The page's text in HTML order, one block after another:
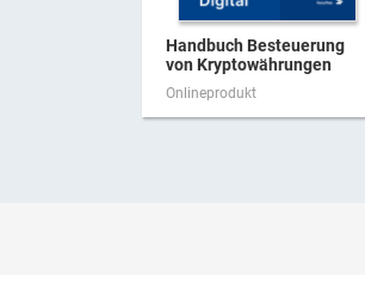
Handbuch Besteuerung
von Kryptowährungen
Onlineprodukt